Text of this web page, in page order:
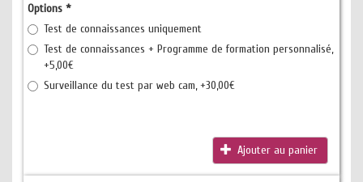
Options *
Test de connaissances uniquement
Test de connaissances + Programme de formation personnalisé,
+5,00€
Surveillance du test par web cam, +30,00€
Ajouter au panier